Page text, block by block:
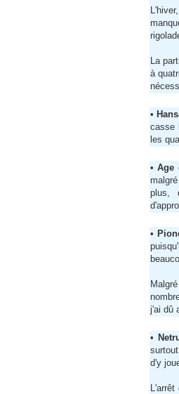
La
à
•
casse
les
• Age
plus,
•
j'ai dû
•
d'y